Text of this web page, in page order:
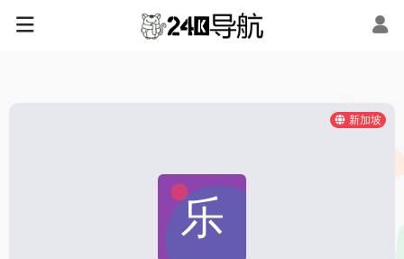
新加坡